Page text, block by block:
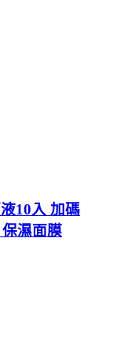
10入 加碼
濕面膜